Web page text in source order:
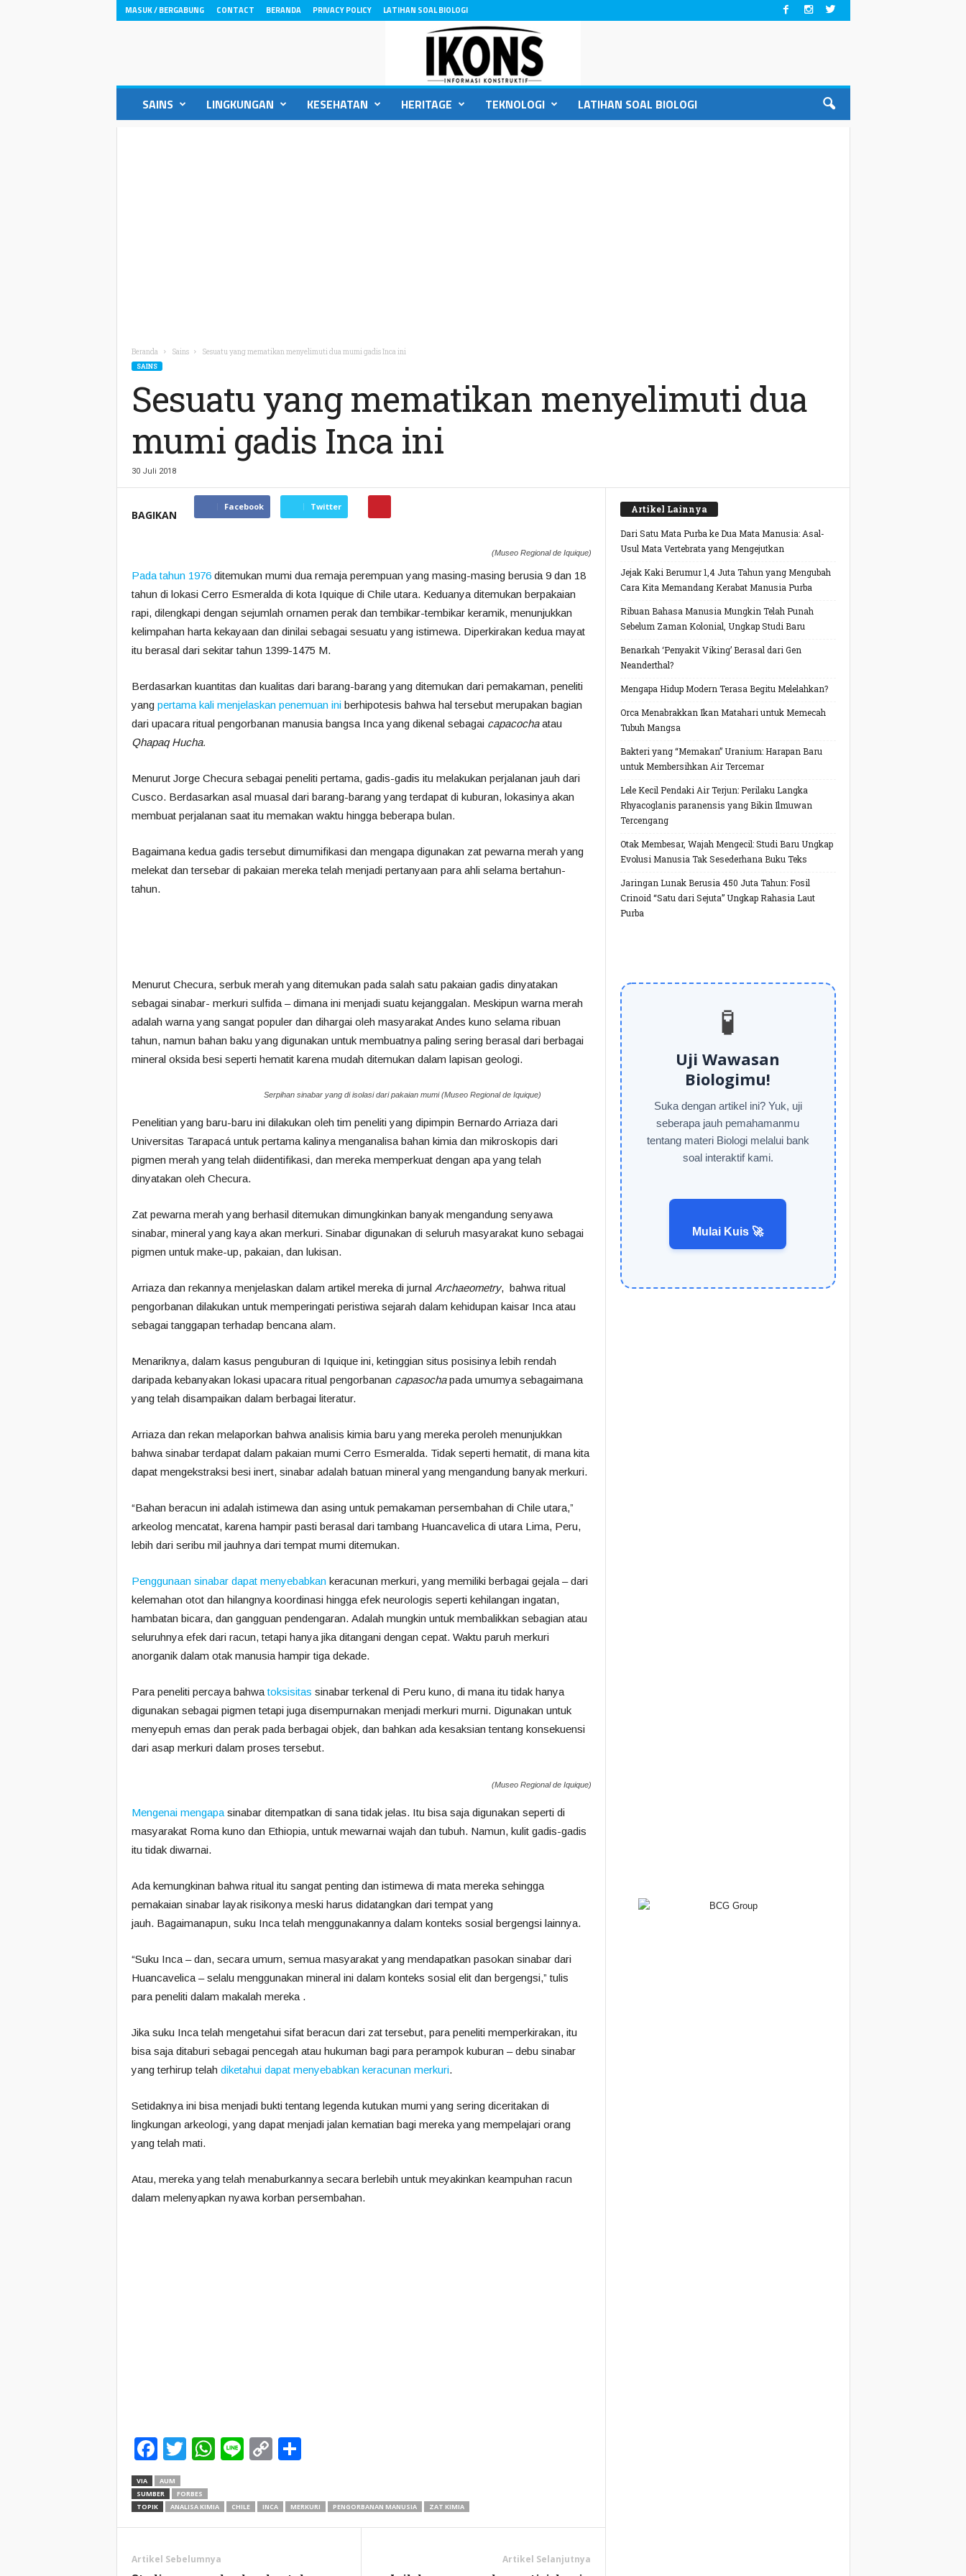
MASUK / BERGABUNG CONTACT BERANDA PRIVACY POLICY LATIHAN SOAL BIOLOGI
SAINS LINGKUNGAN KESEHATAN HERITAGE TEKNOLOGI LATIHAN SOAL BIOLOGI
Beranda Sains Sesuatu yang mematikan menyelimuti dua mumi gadis Inca ini
SAINS
Sesuatu yang mematikan menyelimuti dua
mumi gadis Inca ini
30 Juli 2018
BAGIKAN
Facebook Twitter
(Museo Regional de Iquique)
Pada tahun 1976ditemukan mumi dua remaja perempuan yang masing-masing berusia 9 dan 18
tahun di lokasi Cerro Esmeralda di kota Iquique di Chile utara. Keduanya ditemukan berpakaian
rapi, dilengkapi dengan sejumlah ornamen perak dan tembikar-tembikar keramik, menunjukkan
kelimpahan harta kekayaan dan dinilai sebagai sesuatu yang istimewa. Diperkirakan kedua mayat
itu berasal dari sekitar tahun 1399-1475 M.
Berdasarkan kuantitas dan kualitas dari barang-barang yang ditemukan dari pemakaman, peneliti
yang pertama kali menjelaskan penemuan iniberhipotesis bahwa hal tersebut merupakan bagian
dari upacara ritual pengorbanan manusia bangsa Inca yang dikenal sebagai capacochaatau
Qhapaq Hucha.
Menurut Jorge Checura sebagai peneliti pertama, gadis-gadis itu melakukan perjalanan jauh dari
Cusco. Berdasarkan asal muasal dari barang-barang yang terdapat di kuburan, lokasinya akan
membuat perjalanan saat itu memakan waktu hingga beberapa bulan.
Bagaimana kedua gadis tersebut dimumifikasi dan mengapa digunakan zat pewarna merah yang
melekat dan tersebar di pakaian mereka telah menjadi pertanyaan para ahli selama bertahun-
tahun.
Menurut Checura, serbuk merah yang ditemukan pada salah satu pakaian gadis dinyatakan
sebagai sinabar- merkuri sulfida – dimana ini menjadi suatu kejanggalan. Meskipun warna merah
adalah warna yang sangat populer dan dihargai oleh masyarakat Andes kuno selama ribuan
tahun, namun bahan baku yang digunakan untuk membuatnya paling sering berasal dari berbagai
mineral oksida besi seperti hematit karena mudah ditemukan dalam lapisan geologi.
Serpihan sinabar yang di isolasi dari pakaian mumi (Museo Regional de Iquique)
Penelitian yang baru-baru ini dilakukan oleh tim peneliti yang dipimpin Bernardo Arriaza dari
Universitas Tarapacá untuk pertama kalinya menganalisa bahan kimia dan mikroskopis dari
pigmen merah yang telah diidentifikasi, dan mereka memperkuat dengan apa yang telah
dinyatakan oleh Checura.
Zat pewarna merah yang berhasil ditemukan dimungkinkan banyak mengandung senyawa
sinabar, mineral yang kaya akan merkuri. Sinabar digunakan di seluruh masyarakat kuno sebagai
pigmen untuk make-up, pakaian, dan lukisan.
Arriaza dan rekannya menjelaskan dalam artikel mereka di jurnal Archaeometry, bahwa ritual
pengorbanan dilakukan untuk memperingati peristiwa sejarah dalam kehidupan kaisar Inca atau
sebagai tanggapan terhadap bencana alam.
Menariknya, dalam kasus penguburan di Iquique ini, ketinggian situs posisinya lebih rendah
daripada kebanyakan lokasi upacara ritual pengorbanan capasochapada umumya sebagaimana
yang telah disampaikan dalam berbagai literatur.
Arriaza dan rekan melaporkan bahwa analisis kimia baru yang mereka peroleh menunjukkan
bahwa sinabar terdapat dalam pakaian mumi Cerro Esmeralda. Tidak seperti hematit, di mana kita
dapat mengekstraksi besi inert, sinabar adalah batuan mineral yang mengandung banyak merkuri.
“Bahan beracun ini adalah istimewa dan asing untuk pemakaman persembahan di Chile utara,”
arkeolog mencatat, karena hampir pasti berasal dari tambang Huancavelica di utara Lima, Peru,
lebih dari seribu mil jauhnya dari tempat mumi ditemukan.
Penggunaan sinabar dapat menyebabkankeracunan merkuri, yang memiliki berbagai gejala – dari
kelemahan otot dan hilangnya koordinasi hingga efek neurologis seperti kehilangan ingatan,
hambatan bicara, dan gangguan pendengaran. Adalah mungkin untuk membalikkan sebagian atau
seluruhnya efek dari racun, tetapi hanya jika ditangani dengan cepat. Waktu paruh merkuri
anorganik dalam otak manusia hampir tiga dekade.
Para peneliti percaya bahwatoksisitas sinabar terkenal di Peru kuno, di mana itu tidak hanya
digunakan sebagai pigmen tetapi juga disempurnakan menjadi merkuri murni. Digunakan untuk
menyepuh emas dan perak pada berbagai objek, dan bahkan ada kesaksian tentang konsekuensi
dari asap merkuri dalam proses tersebut.
(Museo Regional de Iquique)
Mengenai mengapa sinabar ditempatkan di sana tidak jelas. Itu bisa saja digunakan seperti di
masyarakat Roma kuno dan Ethiopia, untuk mewarnai wajah dan tubuh. Namun, kulit gadis-gadis
itu tidak diwarnai.
Ada kemungkinan bahwa ritual itu sangat penting dan istimewa di mata mereka sehingga
pemakaian sinabar layak risikonya meski harus didatangkan dari tempat yang
jauh. Bagaimanapun, suku Inca telah menggunakannya dalam konteks sosial bergengsi lainnya.
“Suku Inca – dan, secara umum, semua masyarakat yang mendapatkan pasokan sinabar dari
Huancavelica – selalu menggunakan mineral ini dalam konteks sosial elit dan bergengsi,” tulis
para peneliti dalam makalah mereka .
Jika suku Inca telah mengetahui sifat beracun dari zat tersebut, para peneliti memperkirakan, itu
bisa saja ditaburi sebagai pencegah atau hukuman bagi para perampok kuburan – debu sinabar
yang terhirup telah diketahui dapat menyebabkan keracunan merkuri.
Setidaknya ini bisa menjadi bukti tentang legenda kutukan mumi yang sering diceritakan di
lingkungan arkeologi, yang dapat menjadi jalan kematian bagi mereka yang mempelajari orang
yang telah mati.
Atau, mereka yang telah menaburkannya secara berlebih untuk meyakinkan keampuhan racun
dalam melenyapkan nyawa korban persembahan.
Facebook
Twitter
WhatsApp
LineCopy
VIA
AUM
SUMBER
FORBES
TOPIK
ANALISA KIMIA CHILE INCA MERKURI PENGORBANAN MANUSIA ZAT KIMIA
Artikel Sebelumnya Artikel Selanjutnya
Artikel Lainnya
Dari Satu Mata Purba ke Dua Mata Manusia: Asal-
Usul Mata Vertebrata yang Mengejutkan
Jejak Kaki Berumur 1,4 Juta Tahun yang Mengubah
Cara Kita Memandang Kerabat Manusia Purba
Ribuan Bahasa Manusia Mungkin Telah Punah
Sebelum Zaman Kolonial, Ungkap Studi Baru
Benarkah ‘Penyakit Viking’ Berasal dari Gen
Neanderthal?
Mengapa Hidup Modern Terasa Begitu Melelahkan?
Orca Menabrakkan Ikan Matahari untuk Memecah
Tubuh Mangsa
Bakteri yang “Memakan” Uranium: Harapan Baru
untuk Membersihkan Air Tercemar
Lele Kecil Pendaki Air Terjun: Perilaku Langka
Rhyacoglanis paranensis yang Bikin Ilmuwan
Tercengang
Otak Membesar, Wajah Mengecil: Studi Baru Ungkap
Evolusi Manusia Tak Sesederhana Buku Teks
Jaringan Lunak Berusia 450 Juta Tahun: Fosil
Crinoid “Satu dari Sejuta” Ungkap Rahasia Laut
Purba
🧪
Uji Wawasan
Biologimu!
Suka dengan artikel ini? Yuk, uji
seberapa jauh pemahamanmu
tentang materi Biologi melalui bank
soal interaktif kami.
Mulai Kuis 🚀